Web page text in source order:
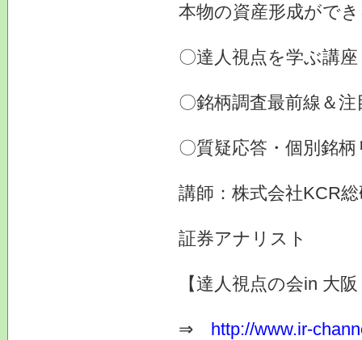
本物の資産形成がで
〇達人視点を学ぶ講
〇銘柄調査最前線＆
〇質疑応答・個別銘
講師：株式会社KCR
証券アナリス
【達人視点の会in 大
⇒ http://www.ir-